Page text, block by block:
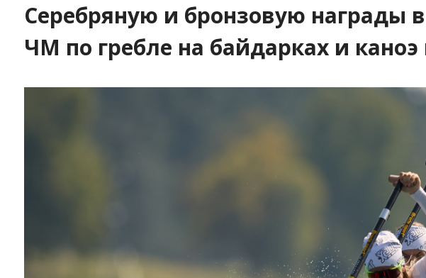
Серебряную и бронзовую награды
ЧМ по гребле на байдарках и